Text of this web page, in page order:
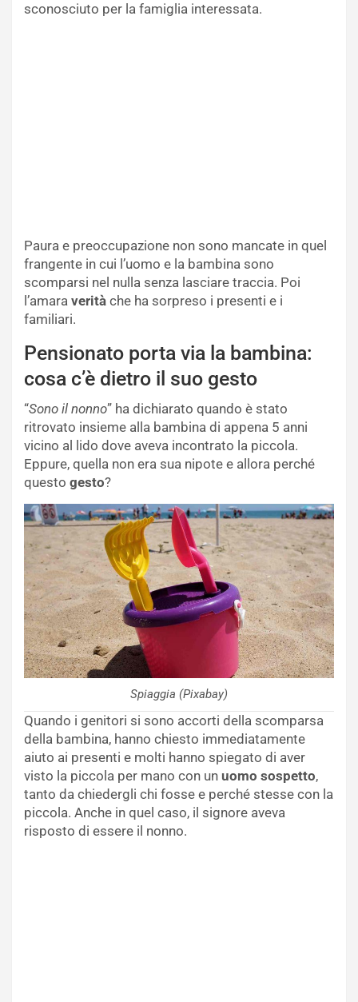
sconosciuto per la famiglia interessata.
Paura e preoccupazione non sono mancate in quel
frangente in cui l’uomo e la bambina sono
scomparsi nel nulla senza lasciare traccia. Poi
l’amara verità che ha sorpreso i presenti e i
familiari.
Pensionato porta via la bambina:
cosa c’è dietro il suo gesto
“Sono il nonno” ha dichiarato quando è stato
ritrovato insieme alla bambina di appena 5 anni
vicino al lido dove aveva incontrato la piccola.
Eppure, quella non era sua nipote e allora perché
questo gesto?
Spiaggia (Pixabay)
Quando i genitori si sono accorti della scomparsa
della bambina, hanno chiesto immediatamente
aiuto ai presenti e molti hanno spiegato di aver
visto la piccola per mano con un uomo sospetto,
tanto da chiedergli chi fosse e perché stesse con la
piccola. Anche in quel caso, il signore aveva
risposto di essere il nonno.